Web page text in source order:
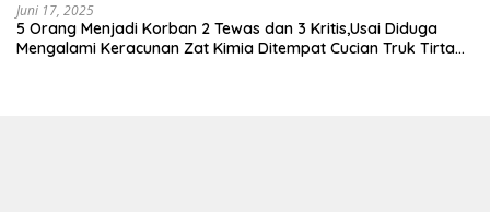
Juni 17, 2025
5 Orang Menjadi Korban 2 Tewas dan 3 Kritis,Usai Diduga
Mengalami Keracunan Zat Kimia Ditempat Cucian Truk Tirta